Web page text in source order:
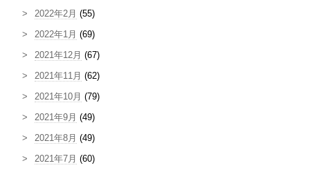
2022年2月 (55)
2022年1月 (69)
2021年12月 (67)
2021年11月 (62)
2021年10月 (79)
2021年9月 (49)
2021年8月 (49)
2021年7月 (60)